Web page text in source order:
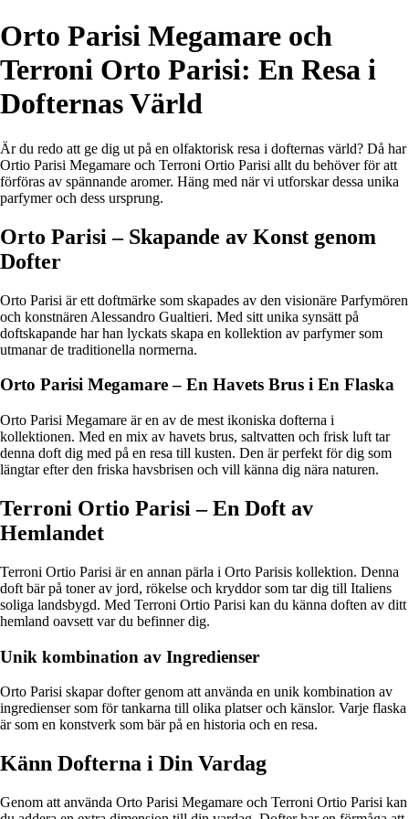
Orto Parisi Megamare och
Terroni Orto Parisi: En Resa i
Dofternas Värld
Är du redo att ge dig ut på en olfaktorisk resa i dofternas värld? Då har
Ortio Parisi Megamare och Terroni Ortio Parisi allt du behöver för att
förföras av spännande aromer. Häng med när vi utforskar dessa unika
parfymer och dess ursprung.
Orto Parisi – Skapande av Konst genom
Dofter
Orto Parisi är ett doftmärke som skapades av den visionäre Parfymören
och konstnären Alessandro Gualtieri. Med sitt unika synsätt på
doftskapande har han lyckats skapa en kollektion av parfymer som
utmanar de traditionella normerna.
Orto Parisi Megamare – En Havets Brus i En Flaska
Orto Parisi Megamare är en av de mest ikoniska dofterna i
kollektionen. Med en mix av havets brus, saltvatten och frisk luft tar
denna doft dig med på en resa till kusten. Den är perfekt för dig som
längtar efter den friska havsbrisen och vill känna dig nära naturen.
Terroni Ortio Parisi – En Doft av
Hemlandet
Terroni Ortio Parisi är en annan pärla i Orto Parisis kollektion. Denna
doft bär på toner av jord, rökelse och kryddor som tar dig till Italiens
soliga landsbygd. Med Terroni Ortio Parisi kan du känna doften av ditt
hemland oavsett var du befinner dig.
Unik kombination av Ingredienser
Orto Parisi skapar dofter genom att använda en unik kombination av
ingredienser som för tankarna till olika platser och känslor. Varje flaska
är som en konstverk som bär på en historia och en resa.
Känn Dofterna i Din Vardag
Genom att använda Orto Parisi Megamare och Terroni Ortio Parisi kan